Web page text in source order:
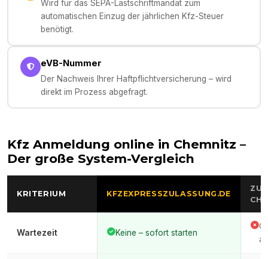
Wird für das SEPA-Lastschriftmandat zum
automatischen Einzug der jährlichen Kfz-Steuer
benötigt.
eVB-Nummer
Der Nachweis Ihrer Haftpflichtversicherung – wird
direkt im Prozess abgefragt.
Kfz Anmeldung online in Chemnitz –
Der große System-Vergleich
KRITERIUM KFZEXPRESSZULASSUNG.DE
Wartezeit Keine – sofort starten